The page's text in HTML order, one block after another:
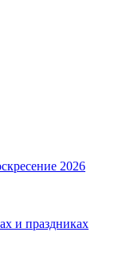
2026
и праздниках